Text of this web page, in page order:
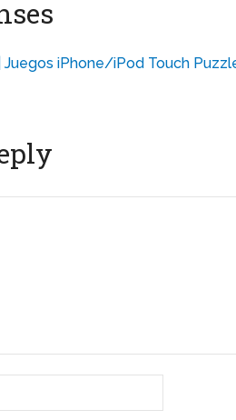
Juegos iPhone/iPod Touch